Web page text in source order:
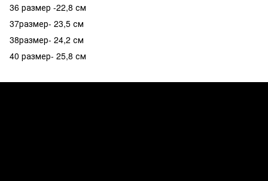
36 размер -22,8 см
37размер- 23,5 см
38размер- 24,2 см
40 размер- 25,8 см